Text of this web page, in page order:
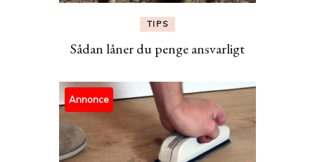
TIPS
Sådan låner du penge ansvarligt
Annonce